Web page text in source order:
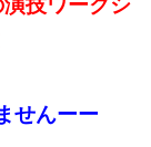
技ワークシ
せんーー